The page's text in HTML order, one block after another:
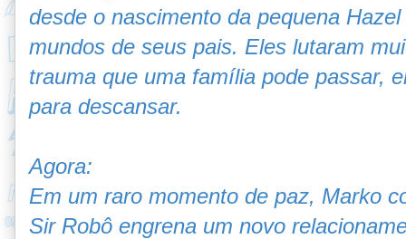
desde o nascimento da pequena
mundos de seus pais. Eles lutaram
trauma que uma família pode passar,
para descansar.
Agora:
Em um raro momento de paz, Marko
Sir Robô engrena um novo